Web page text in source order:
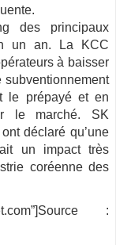
des principaux
un an. La KCC
à baisser
subventionnement
le prépayé et en
le marché. SK
déclaré qu’une
un impact très
coréenne des
: